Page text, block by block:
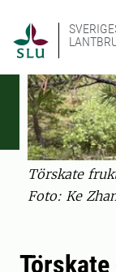
Törskate
Foto: Ke